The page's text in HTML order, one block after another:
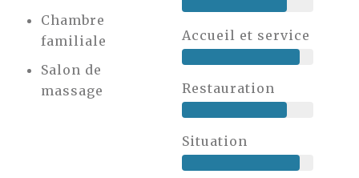
Chambre
familiale
Salon de
massage
Accueil et service
Restauration
Situation